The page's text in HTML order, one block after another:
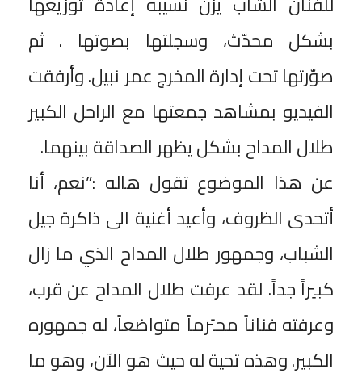
بشكل محدّث، وسجلتها بصوتها . ثم
صوّرتها تحت إدارة المخرج عمر نبيل. وأرفقت
الفيديو بمشاهد جمعتها مع الراحل الكبير
طلال المداح بشكل يظهر الصداقة بينهما.
عن هذا الموضوع تقول هاله :”نعم، أنا
أتحدى الظروف، وأعيد أغنية الى ذاكرة جيل
الشباب، وجمهور طلال المداح الذي ما زال
كبيراً جداً. لقد عرفت طلال المداح عن قرب،
وعرفته فناناً محترماً متواضعاً، له جمهوره
الكبير. وهذه تحية له حيث هو الآن، وهو ما